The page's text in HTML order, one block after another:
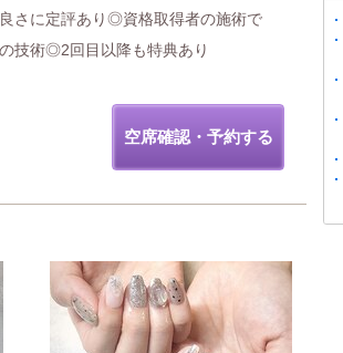
さに定評あり◎資格取得者の施術で
技術◎2回目以降も特典あり
空席確認・予約する